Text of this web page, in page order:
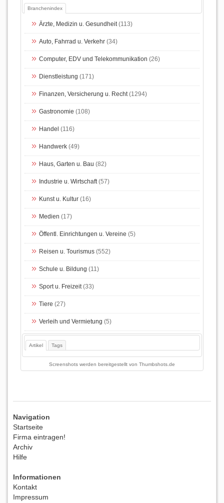
Branchenindex
Ärzte, Medizin u. Gesundheit(113)
Auto, Fahrrad u. Verkehr (34)
Computer, EDV und Telekommunikation (26)
Dienstleistung (171)
Finanzen, Versicherung u. Recht(1294)
Gastronomie (108)
Handel (116)
Handwerk (49)
Haus, Garten u. Bau (82)
Industrie u. Wirtschaft(57)
Kunst u. Kultur (16)
Medien (17)
Öffentl. Einrichtungen u. Vereine (5)
Reisen u. Tourismus (552)
Schule u. Bildung (11)
Sport u. Freizeit(33)
Tiere (27)
Verleih und Vermietung (5)
Artikel Tags
Screenshots werden bereitgestellt von Thumbshots.de
Navigation
Startseite
Firma eintragen!
Archiv
Hilfe
Informationen
Kontakt
Impressum